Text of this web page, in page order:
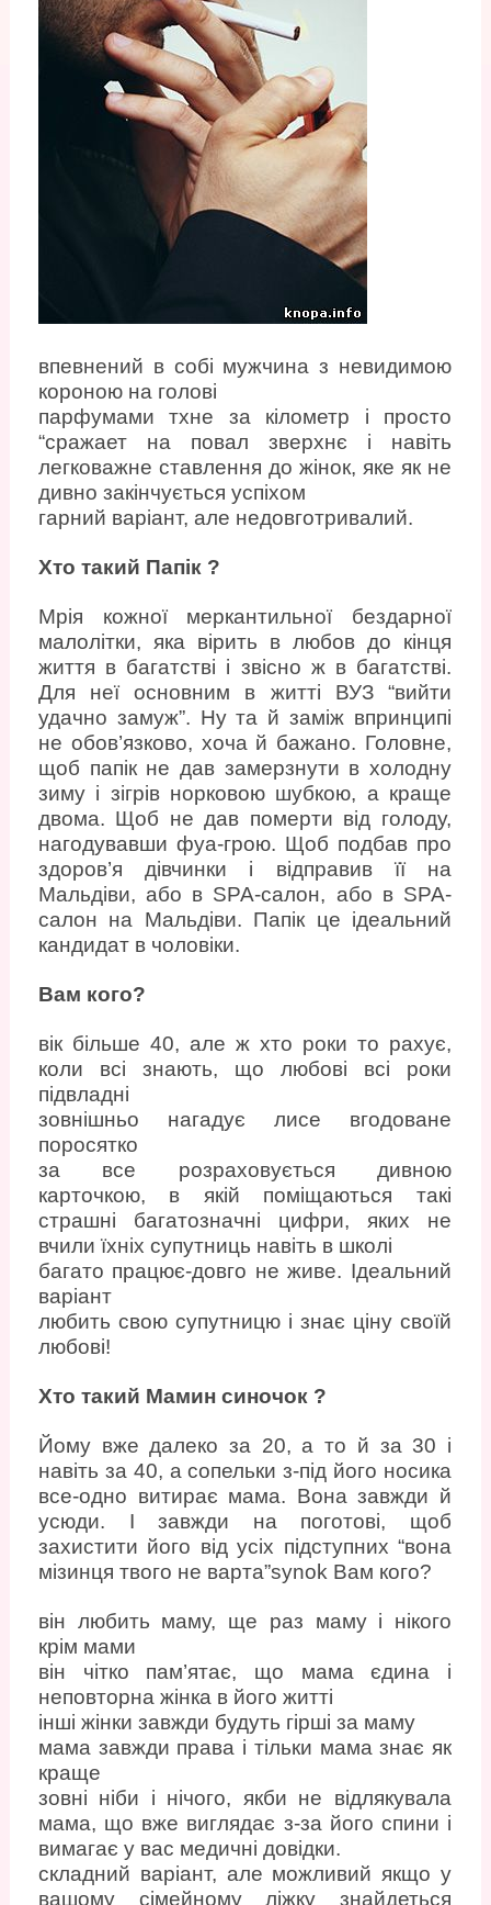
впевнений в собі мужчина з невидимою
короною на голові
парфумами тхне за кілометр і просто
“сражает на повал зверхнє і навіть
легковажне ставлення до жінок, яке як не
дивно закінчується успіхом
гарний варіант, але недовготривалий.
Хто такий Папік ?
Мрія кожної меркантильної бездарної
малолітки, яка вірить в любов до кінця
життя в багатстві і звісно ж в багатстві.
Для неї основним в житті ВУЗ “вийти
удачно замуж”. Ну та й заміж впринципі
не обов’язково, хоча й бажано. Головне,
щоб папік не дав замерзнути в холодну
зиму і зігрів норковою шубкою, а краще
двома. Щоб не дав померти від голоду,
нагодувавши фуа-грою. Щоб подбав про
здоров’я дівчинки і відправив її на
Мальдіви, або в SPA-салон, або в SPA-
салон на Мальдіви. Папік це ідеальний
кандидат в чоловіки.
Вам кого?
вік більше 40, але ж хто роки то рахує,
коли всі знають, що любові всі роки
підвладні
зовнішньо нагадує лисе вгодоване
поросятко
за все розраховується дивною
карточкою, в якій поміщаються такі
страшні багатозначні цифри, яких не
вчили їхніх супутниць навіть в школі
багато працює-довго не живе. Ідеальний
варіант
любить свою супутницю і знає ціну своїй
любові!
Хто такий Мамин синочок ?
Йому вже далеко за 20, а то й за 30 і
навіть за 40, а сопельки з-під його носика
все-одно витирає мама. Вона завжди й
усюди. І завжди на поготові, щоб
захистити його від усіх підступних “вона
мізинця твого не варта”synok Вам кого?
він любить маму, ще раз маму і нікого
крім мами
він чітко пам’ятає, що мама єдина і
неповторна жінка в його житті
інші жінки завжди будуть гірші за маму
мама завжди права і тільки мама знає як
краще
зовні ніби і нічого, якби не відлякувала
мама, що вже виглядає з-за його спини і
вимагає у вас медичні довідки.
складний варіант, але можливий якщо у
вашому сімейному ліжку знайдеться